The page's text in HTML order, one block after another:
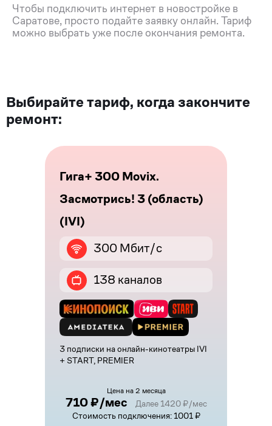
Чтобы подключить интернет в новостройке в
Саратове, просто подайте заявку онлайн. Тариф
можно выбрать уже после окончания ремонта.
Выбирайте тариф, когда закончите
ремонт:
Гига+ 300 Movix.
Засмотрись! 3 (область)
(IVI)
300 Мбит/с
138 каналов
3 подписки на онлайн-кинотеатры IVI
+ START, PREMIER
Цена на 2 месяца
710 ₽/мес
Далее 1420 ₽/мес
Стоимость подключения: 1001 ₽